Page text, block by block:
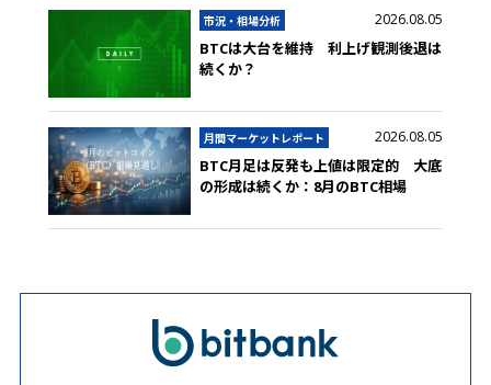
市況・相場分析 2026.08.05
BTCは大台を維持 利上げ観測後退は
続くか？
月間マーケットレポート 2026.08.05
BTC月足は反発も上値は限定的 大底
の形成は続くか：8月のBTC相場